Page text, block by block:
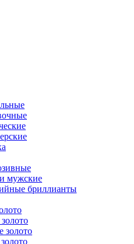
мужские
бриллианты
золото